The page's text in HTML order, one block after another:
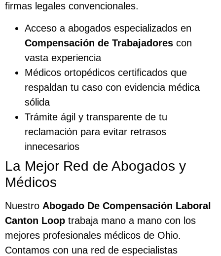
firmas legales convencionales.
Acceso a abogados especializados en
Compensación de Trabajadores con
vasta experiencia
Médicos ortopédicos certificados que
respaldan tu caso con evidencia médica
sólida
Trámite ágil y transparente de tu
reclamación para evitar retrasos
innecesarios
La Mejor Red de Abogados y
Médicos
Nuestro Abogado De Compensación Laboral
Canton Loop trabaja mano a mano con los
mejores profesionales médicos de Ohio.
Contamos con una red de especialistas